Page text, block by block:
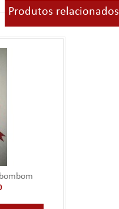
Produtos relacionados